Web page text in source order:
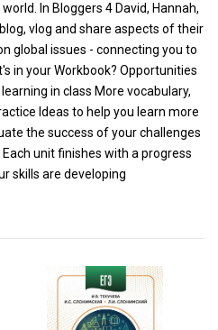
In Bloggers 4 David, Hannah,
vlog and share aspects of their
global issues - connecting you to
in your Workbook? Opportunities
in class More vocabulary,
Ideas to help you learn more
the success of your challenges
unit finishes with a progress
skills are developing